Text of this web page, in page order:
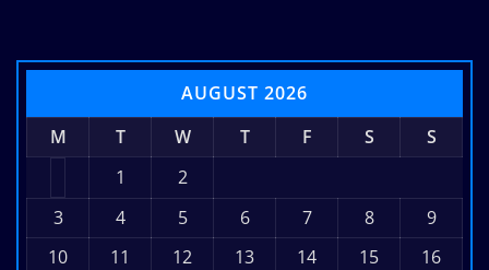
AUGUST 2026
M
T W T F S
S
1
2
3
4 5 6 7 8
9
10
11 12 13 14 15
16